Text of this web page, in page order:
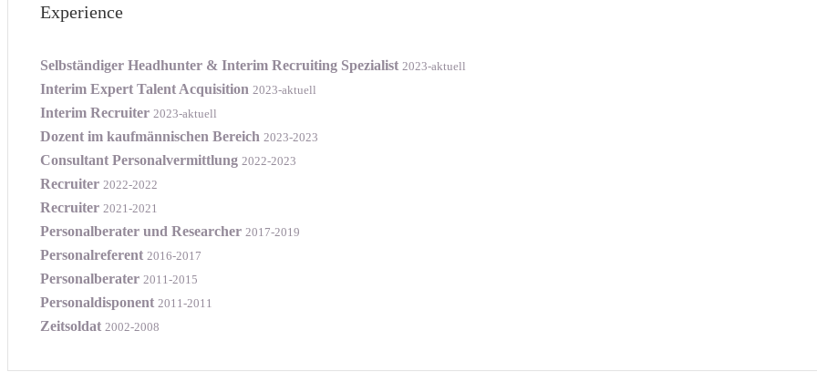
Experience
Selbständiger Headhunter & Interim Recruiting Spezialist 2023-aktuell
Interim Expert Talent Acquisition 2023-aktuell
Interim Recruiter 2023-aktuell
Dozent im kaufmännischen Bereich 2023-2023
Consultant Personalvermittlung 2022-2023
Recruiter 2022-2022
Recruiter 2021-2021
Personalberater und Researcher 2017-2019
Personalreferent 2016-2017
Personalberater 2011-2015
Personaldisponent 2011-2011
Zeitsoldat 2002-2008